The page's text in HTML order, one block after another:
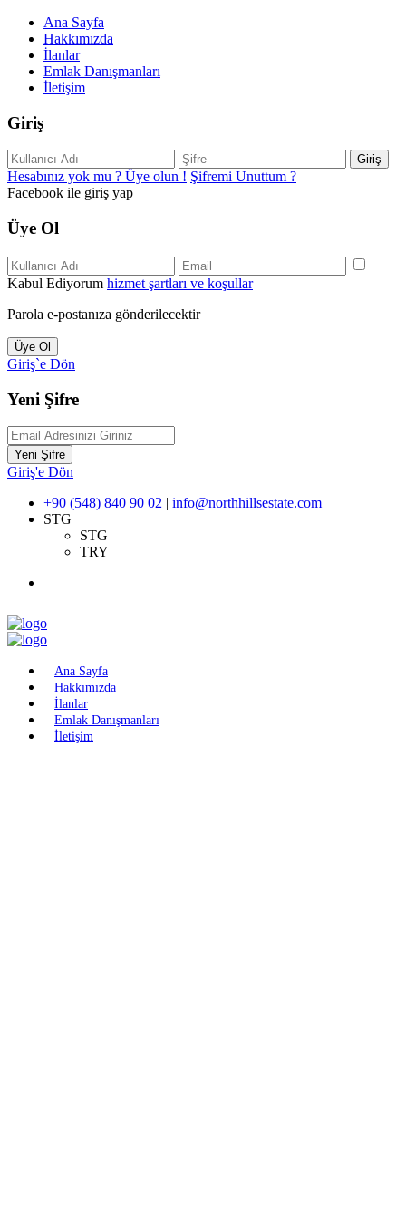
Ana Sayfa
Hakkımızda
İlanlar
Emlak Danışmanları
İletişim
Giriş
Giriş
Hesabınız yok mu ? Üye olun ! Şifremi Unuttum ?
Facebook ile giriş yap
Üye Ol
Kabul Ediyorum hizmet şartları ve koşullar
Parola e-postanıza gönderilecektir
Üye Ol
Giriş`e Dön
Yeni Şifre
Yeni Şifre
Giriş'e Dön
+90 (548) 840 90 02 | info@northhillsestate.com
STG
STG
TRY
Ana Sayfa
Hakkımızda
İlanlar
Emlak Danışmanları
İletişim